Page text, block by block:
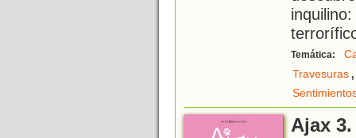
Temática:
Travesuras,
Ajax